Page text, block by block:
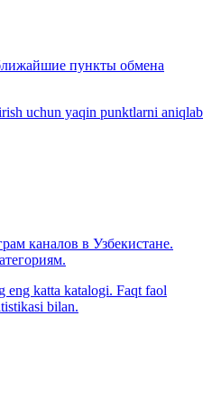
пункты обмена
uchun yaqin punktlarni aniqlab
каналов в Узбекистане.
eng katta katalogi. Faqt faol
bilan.